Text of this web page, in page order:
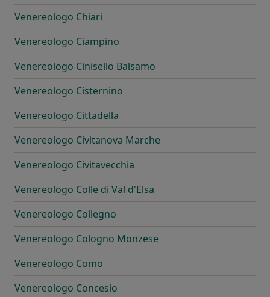
Venereologo Chiari
Venereologo Ciampino
Venereologo Cinisello Balsamo
Venereologo Cisternino
Venereologo Cittadella
Venereologo Civitanova Marche
Venereologo Civitavecchia
Venereologo Colle di Val d'Elsa
Venereologo Collegno
Venereologo Cologno Monzese
Venereologo Como
Venereologo Concesio